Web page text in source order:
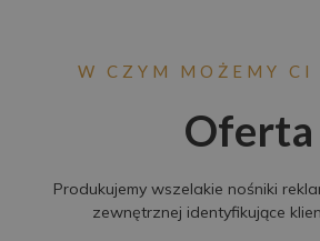
W CZYM MOŻEMY CI
Oferta
Produkujemy wszelakie nośniki
zewnętrznej identyfikujące